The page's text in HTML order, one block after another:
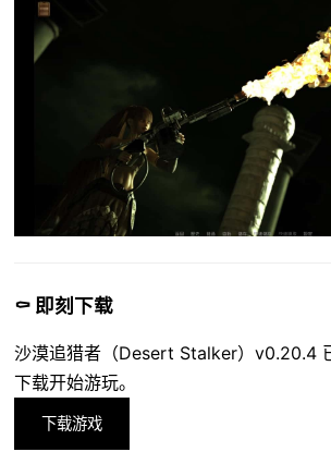
⚰️ 即刻下载
沙漠追猎者（Desert Stalker）v0.20.4
下载开始游玩。
下载游戏